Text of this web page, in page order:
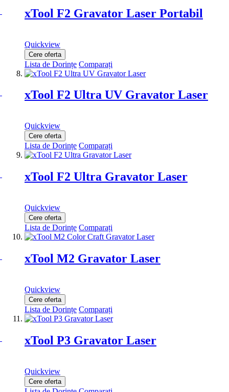
xTool F2 Gravator Laser Portabil
Quickview
Cere oferta
Lista de Dorințe Comparați
xTool F2 Ultra UV Gravator Laser
Quickview
Cere oferta
Lista de Dorințe Comparați
xTool F2 Ultra Gravator Laser
Quickview
Cere oferta
Lista de Dorințe Comparați
xTool M2 Gravator Laser
Quickview
Cere oferta
Lista de Dorințe Comparați
xTool P3 Gravator Laser
Quickview
Cere oferta